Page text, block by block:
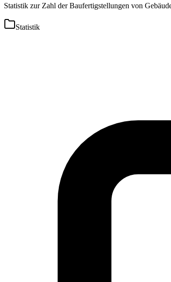
Statistik zur Zahl der Baufertigstellungen von
Statistik